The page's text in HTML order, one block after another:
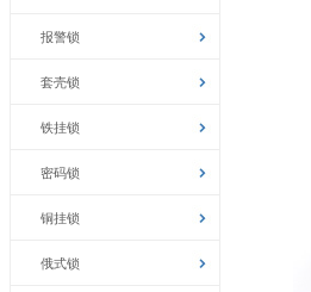
报警锁
套壳锁
铁挂锁
密码锁
铜挂锁
俄式锁